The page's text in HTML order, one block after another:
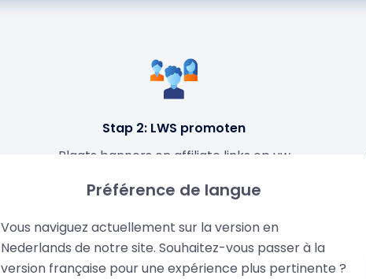
Stap 2: LWS promoten
Plaats banners en affiliate links op uw
om uw bezoekers en klanten naar onze site
Préférence de langue
Vous naviguez actuellement sur la version en
Nederlands de notre site. Souhaitez-vous passer à la
version française pour une expérience plus pertinente ?